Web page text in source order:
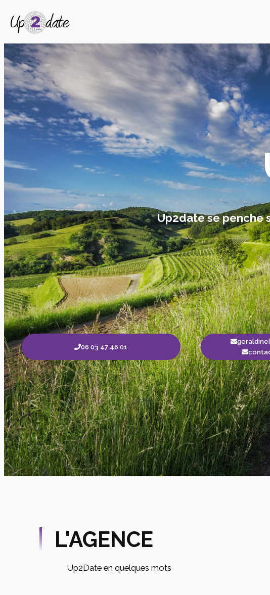
Up2date se penche
06 03 47 46 01
L'AGENCE
Up2Date en quelques mots